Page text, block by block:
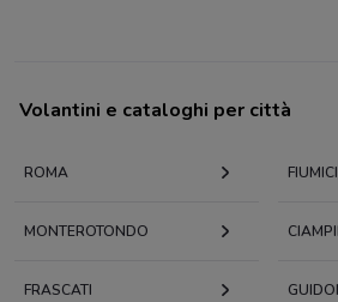
Volantini e cataloghi per città
ROMA
MONTEROTONDO
FRASCATI